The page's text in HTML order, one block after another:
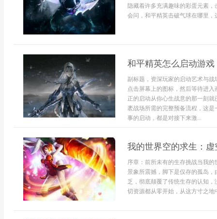
隐藏着许多充满趣味的彩蛋元素
会问，和平精英击破气球在哪里，
和平精英怎么启动游
副标题，资深玩家的启动艺术与
点击屏幕上的图标，然后等待进
正的启动从你心生战意的那一刻
袤战场所需的完整预备流程，这
事的启动，都是对接下来激...
我的世界空的求生：
序章：前所未有的生存挑战当我
景象所震撼，脚下是仅存的孤岛
乏，彻底颠覆了传统生存的认知
切资源都从零开始，从这方寸之